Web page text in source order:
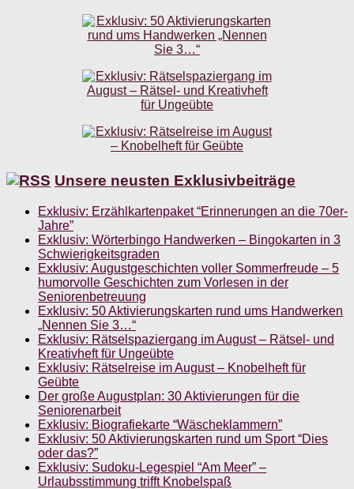
Unsere neusten Exklusivbeiträge
Exklusiv: Erzählkartenpaket “Erinnerungen an die 70er-
Jahre”
Exklusiv: Wörterbingo Handwerken – Bingokarten in 3
Schwierigkeitsgraden
Exklusiv: Augustgeschichten voller Sommerfreude – 5
humorvolle Geschichten zum Vorlesen in der
Seniorenbetreuung
Exklusiv: 50 Aktivierungskarten rund ums Handwerken
„Nennen Sie 3…“
Exklusiv: Rätselspaziergang im August – Rätsel- und
Kreativheft für Ungeübte
Exklusiv: Rätselreise im August – Knobelheft für
Geübte
Der große Augustplan: 30 Aktivierungen für die
Seniorenarbeit
Exklusiv: Biografiekarte “Wäscheklammern”
Exklusiv: 50 Aktivierungskarten rund um Sport “Dies
oder das?”
Exklusiv: Sudoku-Legespiel “Am Meer” –
Urlaubsstimmung trifft Knobelspaß